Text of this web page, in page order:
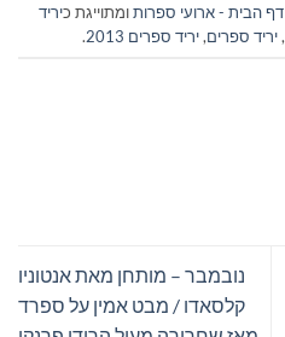
דף הבית - ארועי ספרותומתוייגת כיריד
,יריד ספרים,יריד ספרים 2013 .
נובמבר – מותחן מאת אנטוניו
קלסאדו / מבט אמין על ספרד